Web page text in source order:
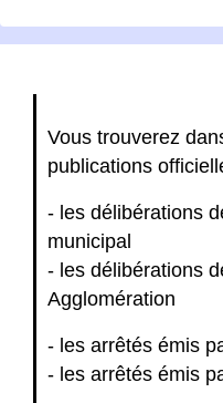
Vous trouverez
publications
- les délibérations
municipal
- les délibérations
Agglomération
- les arrêtés émis
- les arrêtés émis